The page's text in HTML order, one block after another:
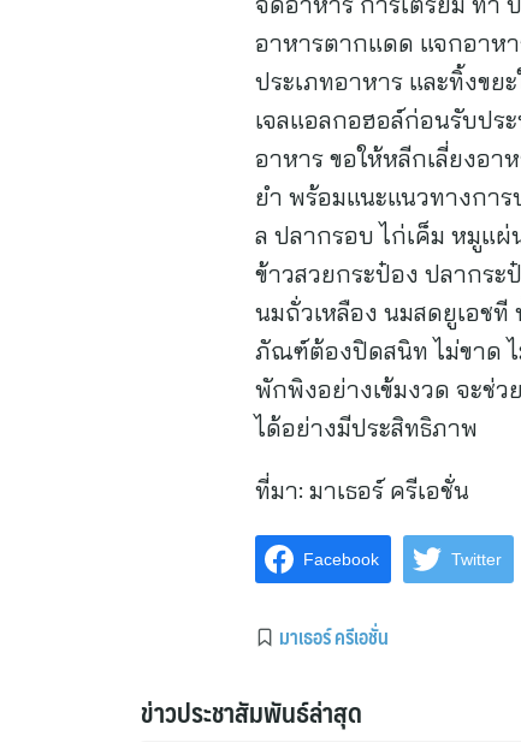
อาหารตากแดด แจกอาห
ประเภทอาหาร และทิ้งข
เจลแอลกอฮอล์ก่อนรับปร
อาหาร ขอให้หลีกเลี่ยงอา
ยำ พร้อมแนะแนวทางการ
ล ปลากรอบ ไก่เค็ม หมูแผ่
ข้าวสวยกระป๋อง ปลากร
นมถั่วเหลือง นมสดยูเอช
ภัณฑ์ต้องปิดสนิท ไม่ขาด ไ
พักพิงอย่างเข้มงวด จะช่
ได้อย่างมีประสิทธิภาพ
ที่มา: มาเธอร์ ครีเอชั่น
Facebook Twitter
มาเธอร์ ครีเอชั่น
ข่าวประชาสัมพันธ์ล่าสุด